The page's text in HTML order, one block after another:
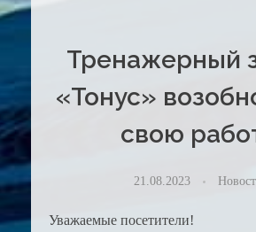
Тренажерный
«Тонус»
свою
21.08.2023
Уважаемые посетители!